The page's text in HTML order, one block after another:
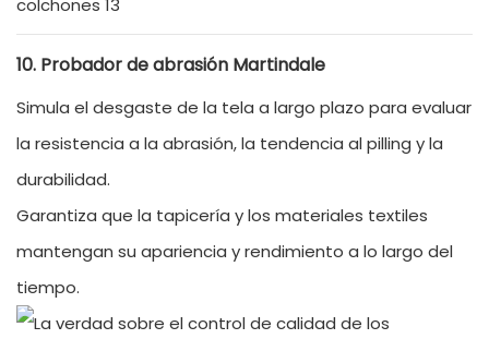
10. Probador de abrasión Martindale
Simula el desgaste de la tela a largo plazo para evaluar
la resistencia a la abrasión, la tendencia al pilling y la
durabilidad.
Garantiza que la tapicería y los materiales textiles
mantengan su apariencia y rendimiento a lo largo del
tiempo.